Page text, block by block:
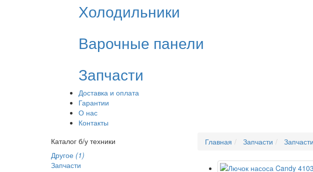
Холодильники
Варочные панели
Запчасти
Доставка и оплата
Гарантии
О нас
Контакты
Каталог б/у техники
Другое (1)
Запчасти
Главная Запчасти